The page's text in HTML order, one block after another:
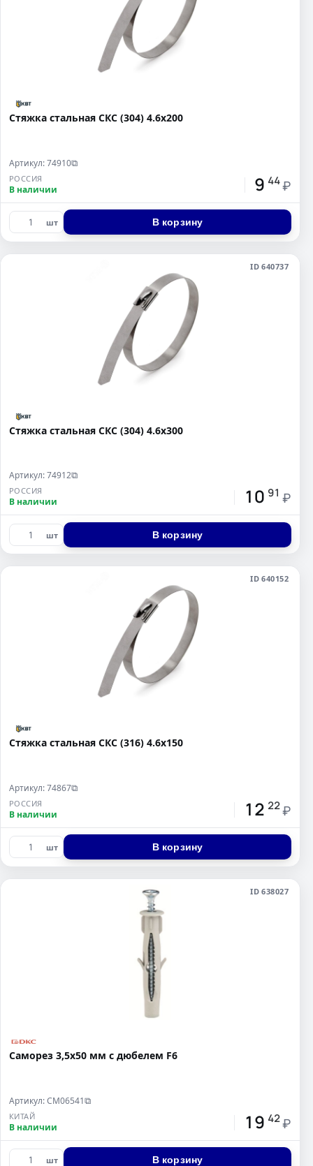
Стяжка стальная СКС (304) 4.6х200
Артикул: 74910⧉
РОССИЯ
В наличии 9 44 ₽
шт В корзину
ID 640737
Стяжка стальная СКС (304) 4.6х300
Артикул: 74912⧉
РОССИЯ
В наличии 10 91 ₽
шт В корзину
ID 640152
Стяжка стальная СКС (316) 4.6x150
Артикул: 74867⧉
РОССИЯ
В наличии 12 22 ₽
шт В корзину
ID 638027
Саморез 3,5х50 мм с дюбелем F6
Артикул: CM06541⧉
КИТАЙ
В наличии 19 42 ₽
шт В корзину